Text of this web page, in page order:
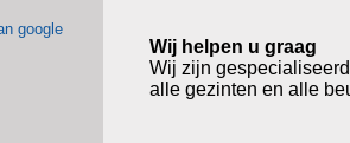
google
Wij helpen u graag
Wij zijn
alle gezinten en alle